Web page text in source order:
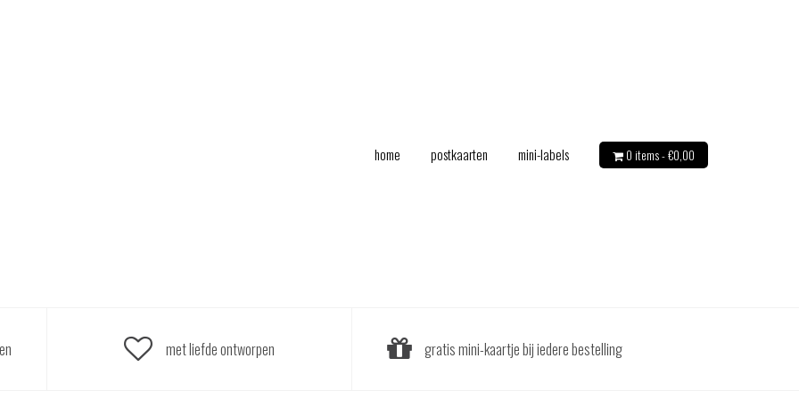
home postkaarten mini-labels 0 items -€0,00
met liefde ontworpen gratis mini-kaartje bij iedere bestelling